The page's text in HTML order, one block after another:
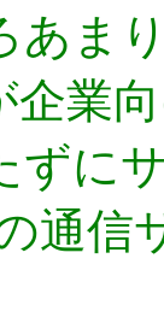
あま
企業
ずに
通信